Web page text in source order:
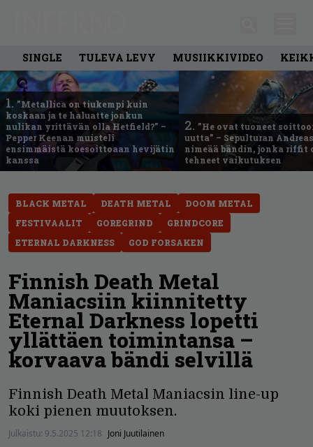
SINGLE TULEVA LEVY MUSIIKKIVIDEO
1. ”Metallica on tiukempi kuin
koskaan ja te haluatte jonkun
nulikan yrittävän olla Hetfield?” –
Pepper Keenan muisteli
ensimmäistä koesoittoaan hevijätin
kanssa
2. ”He ovat tuoneet
uutta” – Sepulturan
nimeää bändin, jonka riffit
tehneet vaikutuksen
BLACK METAL DEATH METAL
DOOM METAL
FESTIVAALIT
GOREGRIND
GRINDCORE
ETERNAL DARKNESS
GOD FORSAKEN
Finnish Death Metal
Maniacsiin kiinnitetty
Eternal Darkness lopetti
yllättäen toimintansa –
korvaava bändi selvillä
Finnish Death Metal Maniacsin line-up
koki pienen muutoksen.
Julkaistu: 9.5.2025 12:18 Joni Juutilainen